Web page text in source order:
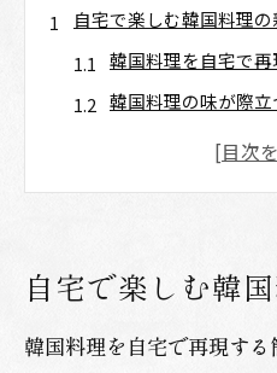
自宅で楽しむ韓国料理の
韓国料理を自宅で
韓国料理の味が際
韓国食品スーパー
韓国食品スーパー
韓国料理に欠かせな
自宅で楽しむ韓
韓国料理を自宅で再現する